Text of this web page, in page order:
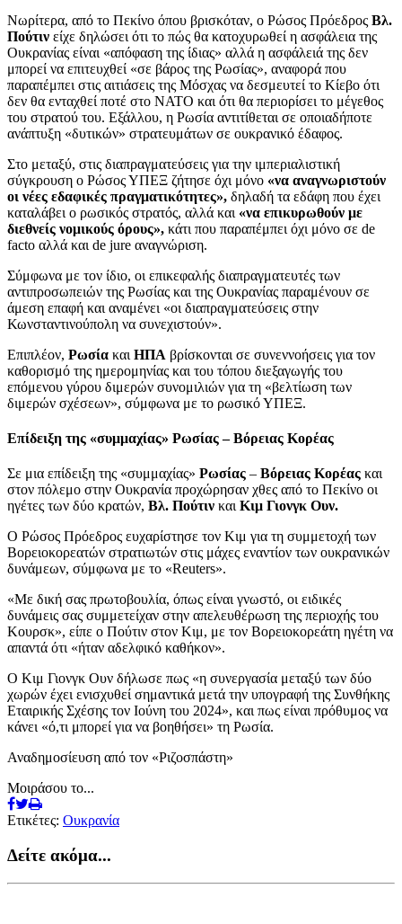
Νωρίτερα, από το Πεκίνο όπου βρισκόταν, ο Ρώσος Πρόεδρος Βλ.
Πούτιν είχε δηλώσει ότι το πώς θα κατοχυρωθεί η ασφάλεια της
Ουκρανίας είναι «απόφαση της ίδιας» αλλά η ασφάλειά της δεν
μπορεί να επιτευχθεί «σε βάρος της Ρωσίας», αναφορά που
παραπέμπει στις αιτιάσεις της Μόσχας να δεσμευτεί το Κίεβο ότι
δεν θα ενταχθεί ποτέ στο ΝΑΤΟ και ότι θα περιορίσει το μέγεθος
του στρατού του. Εξάλλου, η Ρωσία αντιτίθεται σε οποιαδήποτε
ανάπτυξη «δυτικών» στρατευμάτων σε ουκρανικό έδαφος.
Στο μεταξύ, στις διαπραγματεύσεις για την ιμπεριαλιστική
σύγκρουση ο Ρώσος ΥΠΕΞ ζήτησε όχι μόνο «να αναγνωριστούν
οι νέες εδαφικές πραγματικότητες», δηλαδή τα εδάφη που έχει
καταλάβει ο ρωσικός στρατός, αλλά και «να επικυρωθούν με
διεθνείς νομικούς όρους», κάτι που παραπέμπει όχι μόνο σε de
facto αλλά και de jure αναγνώριση.
Σύμφωνα με τον ίδιο, οι επικεφαλής διαπραγματευτές των
αντιπροσωπειών της Ρωσίας και της Ουκρανίας παραμένουν σε
άμεση επαφή και αναμένει «οι διαπραγματεύσεις στην
Κωνσταντινούπολη να συνεχιστούν».
Επιπλέον, Ρωσία και ΗΠΑ βρίσκονται σε συνεννοήσεις για τον
καθορισμό της ημερομηνίας και του τόπου διεξαγωγής του
επόμενου γύρου διμερών συνομιλιών για τη «βελτίωση των
διμερών σχέσεων», σύμφωνα με το ρωσικό ΥΠΕΞ.
Επίδειξη της «συμμαχίας» Ρωσίας – Βόρειας Κορέας
Σε μια επίδειξη της «συμμαχίας» Ρωσίας – Βόρειας Κορέας και
στον πόλεμο στην Ουκρανία προχώρησαν χθες από το Πεκίνο οι
ηγέτες των δύο κρατών, Βλ. Πούτιν καιΚιμ Γιονγκ Ουν.
Ο Ρώσος Πρόεδρος ευχαρίστησε τον Κιμ για τη συμμετοχή των
Βορειοκορεατών στρατιωτών στις μάχες εναντίον των ουκρανικών
δυνάμεων, σύμφωνα με το «Reuters».
«Με δική σας πρωτοβουλία, όπως είναι γνωστό, οι ειδικές
δυνάμεις σας συμμετείχαν στην απελευθέρωση της περιοχής του
Κουρσκ», είπε ο Πούτιν στον Κιμ, με τον Βορειοκορεάτη ηγέτη να
απαντά ότι «ήταν αδελφικό καθήκον».
Ο Κιμ Γιονγκ Ουν δήλωσε πως «η συνεργασία μεταξύ των δύο
χωρών έχει ενισχυθεί σημαντικά μετά την υπογραφή της Συνθήκης
Εταιρικής Σχέσης τον Ιούνη του 2024», και πως είναι πρόθυμος να
κάνει «ό,τι μπορεί για να βοηθήσει» τη Ρωσία.
Αναδημοσίευση από τον «Ριζοσπάστη»
Μοιράσου το...
Ετικέτες: Ουκρανία
Δείτε ακόμα...